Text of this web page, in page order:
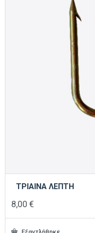
ΤΡΙΑΙΝΑ ΛΕΠΤΗ
8,00 €